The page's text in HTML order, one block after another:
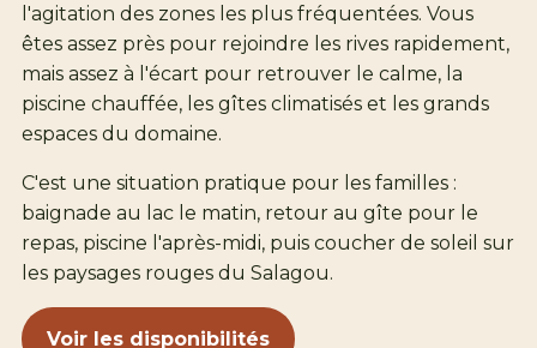
l'agitation des zones les plus fréquentées. Vous
êtes assez près pour rejoindre les rives rapidement,
mais assez à l'écart pour retrouver le calme, la
piscine chauffée, les gîtes climatisés et les grands
espaces du domaine.
C'est une situation pratique pour les familles :
baignade au lac le matin, retour au gîte pour le
repas, piscine l'après-midi, puis coucher de soleil sur
les paysages rouges du Salagou.
Voir les disponibilités